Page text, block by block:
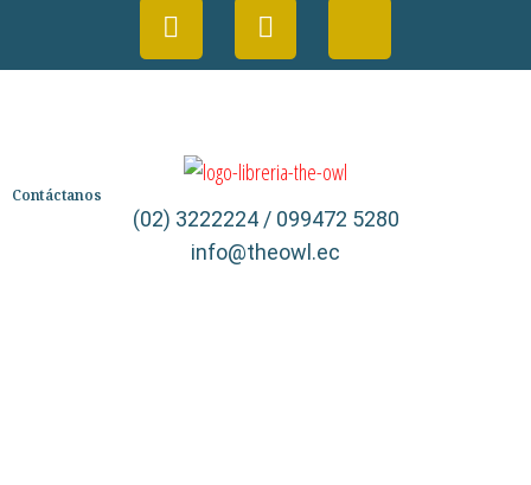
Contáctanos
(02) 3222224 / 099472 5280
info@theowl.ec